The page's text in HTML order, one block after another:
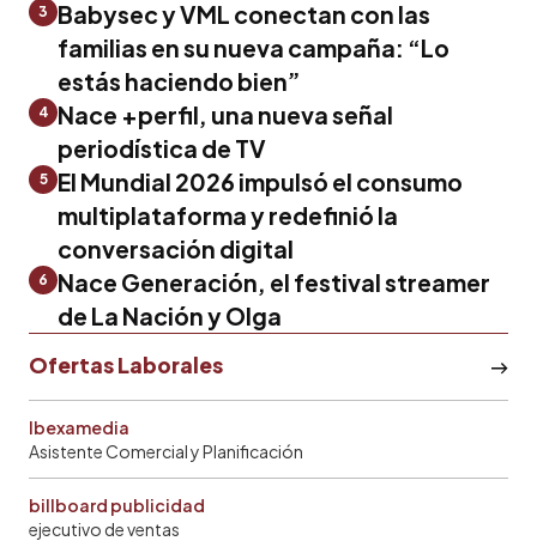
3
Babysec y VML conectan con las
familias en su nueva campaña: “Lo
estás haciendo bien”
4 Nace +perfil, una nueva señal
periodística de TV
5
El Mundial 2026 impulsó el consumo
multiplataforma y redefinió la
conversación digital
6
Nace Generación, el festival streamer
de La Nación y Olga
Ofertas Laborales
Ibexamedia
Asistente Comercial y Planificación
billboard publicidad
ejecutivo de ventas